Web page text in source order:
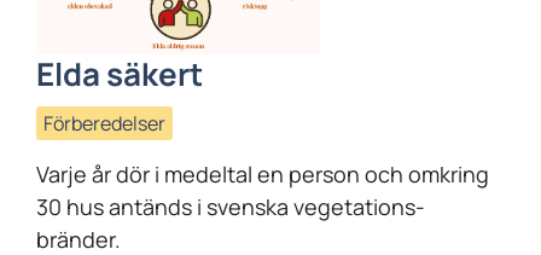
Elda säkert
Förberedelser
Varje år dör i medeltal en person och omkring
30 hus antänds i svenska vegetations-
bränder.